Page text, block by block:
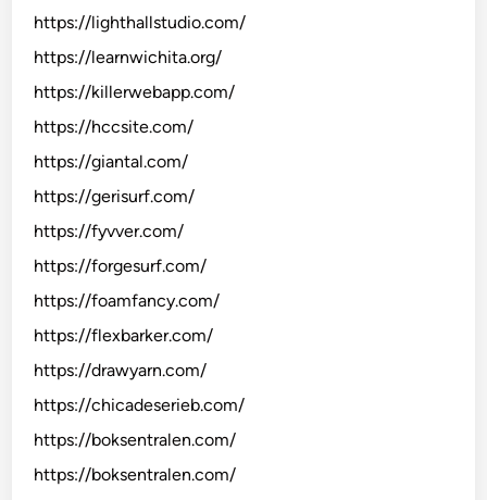
https://lighthallstudio.com/
https://learnwichita.org/
https://killerwebapp.com/
https://hccsite.com/
https://giantal.com/
https://gerisurf.com/
https://fyvver.com/
https://forgesurf.com/
https://foamfancy.com/
https://flexbarker.com/
https://drawyarn.com/
https://chicadeserieb.com/
https://boksentralen.com/
https://boksentralen.com/